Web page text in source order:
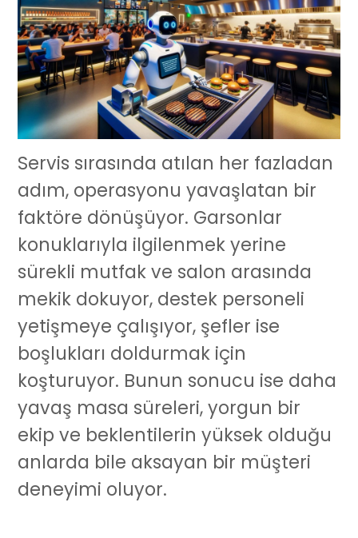
Servis sırasında atılan her fazladan
adım, operasyonu yavaşlatan bir
faktöre dönüşüyor. Garsonlar
konuklarıyla ilgilenmek yerine
sürekli mutfak ve salon arasında
mekik dokuyor, destek personeli
yetişmeye çalışıyor, şefler ise
boşlukları doldurmak için
koşturuyor. Bunun sonucu ise daha
yavaş masa süreleri, yorgun bir
ekip ve beklentilerin yüksek olduğu
anlarda bile aksayan bir müşteri
deneyimi oluyor.